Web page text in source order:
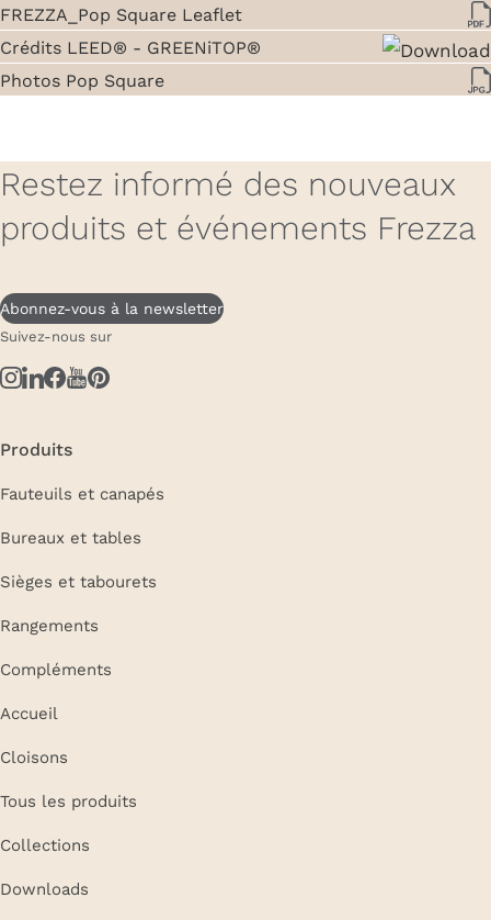
FREZZA_Pop Square Leaflet
Crédits LEED® - GREENiTOP®
Photos Pop Square
Restez informé des nouveaux
produits et événements Frezza
Abonnez-vous à la newsletter
Suivez-nous sur
Produits
Fauteuils et canapés
Bureaux et tables
Sièges et tabourets
Rangements
Compléments
Accueil
Cloisons
Tous les produits
Collections
Downloads